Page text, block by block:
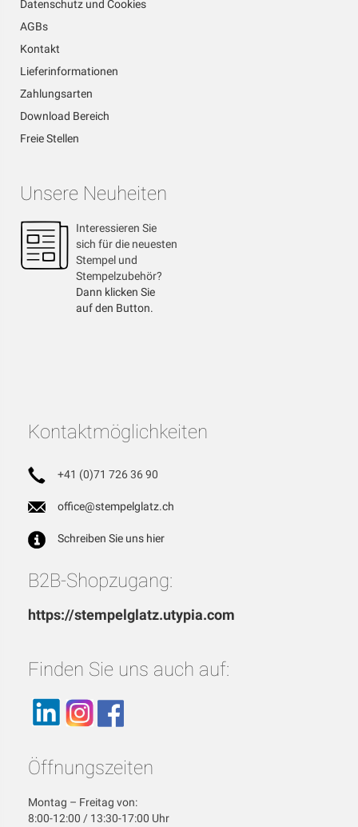
Datenschutz und Cookies
AGBs
Kontakt
Lieferinformationen
Zahlungsarten
Download Bereich
Freie Stellen
Unsere Neuheiten
Interessieren Sie
sich für die neuesten
Stempel und
Stempelzubehör?
Dann klicken Sie
auf den Button.
Kontaktmöglichkeiten
+41 (0)71 726 36 90
office@stempelglatz.ch
Schreiben Sie uns hier
B2B-Shopzugang:
https://stempelglatz.utypia.com
Finden Sie uns auch auf:
Öffnungszeiten
Montag – Freitag von:
8:00-12:00 / 13:30-17:00 Uhr